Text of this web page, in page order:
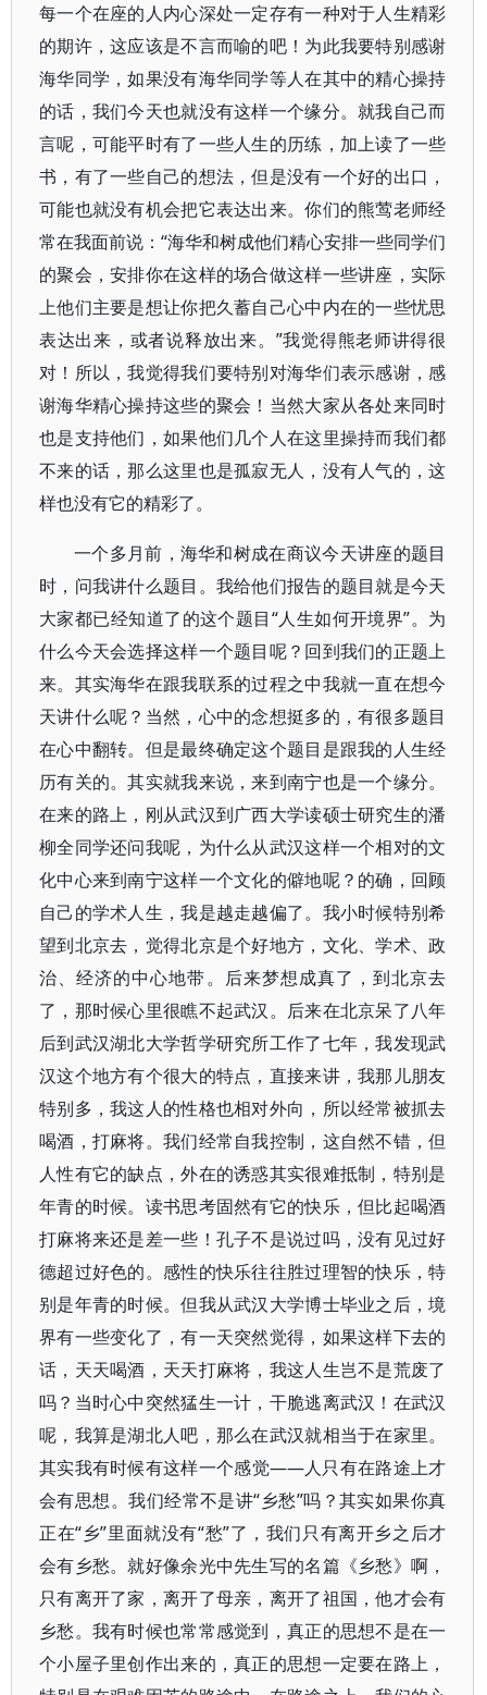
每一个在座的人内心深处一定存有一种对于人生精彩
的期许，这应该是不言而喻的吧！为此我要特别感谢
海华同学，如果没有海华同学等人在其中的精心操持
的话，我们今天也就没有这样一个缘分。就我自己而
言呢，可能平时有了一些人生的历练，加上读了一些
书，有了一些自己的想法，但是没有一个好的出口，
可能也就没有机会把它表达出来。你们的熊莺老师经
常在我面前说：“海华和树成他们精心安排一些同学们
的聚会，安排你在这样的场合做这样一些讲座，实际
上他们主要是想让你把久蓄自己心中内在的一些忧思
表达出来，或者说释放出来。”我觉得熊老师讲得很
对！所以，我觉得我们要特别对海华们表示感谢，感
谢海华精心操持这些的聚会！当然大家从各处来同时
也是支持他们，如果他们几个人在这里操持而我们都
不来的话，那么这里也是孤寂无人，没有人气的，这
样也没有它的精彩了。
一个多月前，海华和树成在商议今天讲座的题目
时，问我讲什么题目。我给他们报告的题目就是今天
大家都已经知道了的这个题目“人生如何开境界”。为
什么今天会选择这样一个题目呢？回到我们的正题上
来。其实海华在跟我联系的过程之中我就一直在想今
天讲什么呢？当然，心中的念想挺多的，有很多题目
在心中翻转。但是最终确定这个题目是跟我的人生经
历有关的。其实就我来说，来到南宁也是一个缘分。
在来的路上，刚从武汉到广西大学读硕士研究生的潘
柳全同学还问我呢，为什么从武汉这样一个相对的文
化中心来到南宁这样一个文化的僻地呢？的确，回顾
自己的学术人生，我是越走越偏了。我小时候特别希
望到北京去，觉得北京是个好地方，文化、学术、政
治、经济的中心地带。后来梦想成真了，到北京去
了，那时候心里很瞧不起武汉。后来在北京呆了八年
后到武汉湖北大学哲学研究所工作了七年，我发现武
汉这个地方有个很大的特点，直接来讲，我那儿朋友
特别多，我这人的性格也相对外向，所以经常被抓去
喝酒，打麻将。我们经常自我控制，这自然不错，但
人性有它的缺点，外在的诱惑其实很难抵制，特别是
年青的时候。读书思考固然有它的快乐，但比起喝酒
打麻将来还是差一些！孔子不是说过吗，没有见过好
德超过好色的。感性的快乐往往胜过理智的快乐，特
别是年青的时候。但我从武汉大学博士毕业之后，境
界有一些变化了，有一天突然觉得，如果这样下去的
话，天天喝酒，天天打麻将，我这人生岂不是荒废了
吗？当时心中突然猛生一计，干脆逃离武汉！在武汉
呢，我算是湖北人吧，那么在武汉就相当于在家里。
其实我有时候有这样一个感觉——人只有在路途上才
会有思想。我们经常不是讲“乡愁”吗？其实如果你真
正在“乡”里面就没有“愁”了，我们只有离开乡之后才
会有乡愁。就好像余光中先生写的名篇《乡愁》啊，
只有离开了家，离开了母亲，离开了祖国，他才会有
乡愁。我有时候也常常感觉到，真正的思想不是在一
个小屋子里创作出来的，真正的思想一定要在路上，